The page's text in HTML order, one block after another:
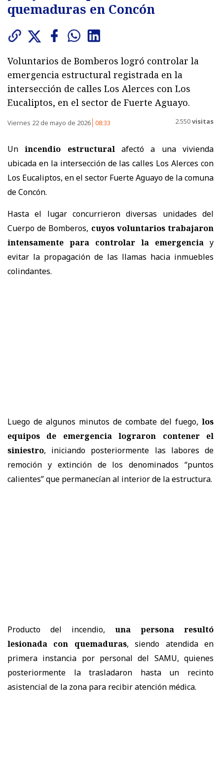
quemaduras en Concón
Voluntarios de Bomberos logró controlar la
emergencia estructural registrada en la
intersección de calles Los Alerces con Los
Eucaliptos, en el sector de Fuerte Aguayo.
Viernes 22 de mayo de 2026 08:33 2.550visitas
Unincendio estructuralafectó a una vivienda
ubicada en la intersección de las calles Los Alerces con
Los Eucaliptos, en el sector Fuerte Aguayo de la comuna
de Concón.
Hasta el lugar concurrieron diversas unidades del
Cuerpo de Bomberos, cuyos voluntarios trabajaron
intensamente para controlar la emergencia y
evitar la propagación de las llamas hacia inmuebles
colindantes.
Luego de algunos minutos de combate del fuego, los
equipos de emergencia lograron contener el
siniestro, iniciando posteriormente las labores de
remoción y extinción de los denominados “puntos
calientes” que permanecían al interior de la estructura.
Producto del incendio, una persona resultó
lesionada con quemaduras, siendo atendida en
primera instancia por personal del SAMU, quienes
posteriormente la trasladaron hasta un recinto
asistencial de la zona para recibir atención médica.